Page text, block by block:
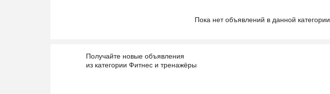
Пока нет объявлений в данной категории
Получайте новые объявления
из категории Фитнес и тренажёры